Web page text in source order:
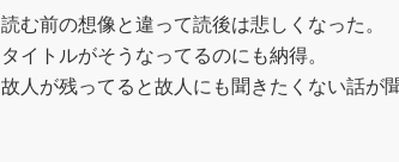
読む前の想像と違って読後は悲しくなった。
タイトルがそうなってるのにも納得。
故人が残ってると故人にも聞きたくない話が